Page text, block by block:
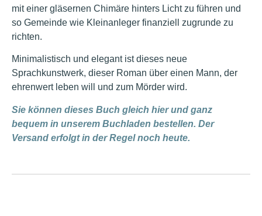
mit einer gläsernen Chimäre hinters Licht zu führen und
so Gemeinde wie Kleinanleger finanziell zugrunde zu
richten.
Minimalistisch und elegant ist dieses neue
Sprachkunstwerk, dieser Roman über einen Mann, der
ehrenwert leben will und zum Mörder wird.
Sie können dieses Buch gleich hier und ganz
bequem in unserem Buchladen bestellen. Der
Versand erfolgt in der Regel noch heute.